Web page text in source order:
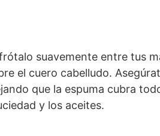
suavemente entre tus
el cuero cabelludo.
que la espuma cubra
y los aceites.